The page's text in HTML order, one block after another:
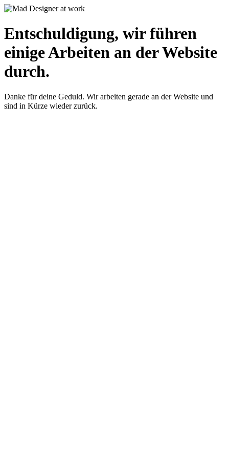
Entschuldigung, wir führen
einige Arbeiten an der Website
durch.
Danke für deine Geduld. Wir arbeiten gerade an der Website und
sind in Kürze wieder zurück.